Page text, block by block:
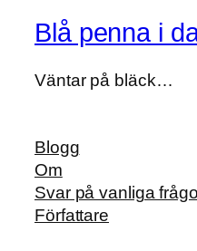
Blå penna i
Väntar på bläck…
Blogg
Om
Svar på vanliga
Författare